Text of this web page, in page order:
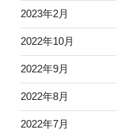
2023年2月
2022年10月
2022年9月
2022年8月
2022年7月